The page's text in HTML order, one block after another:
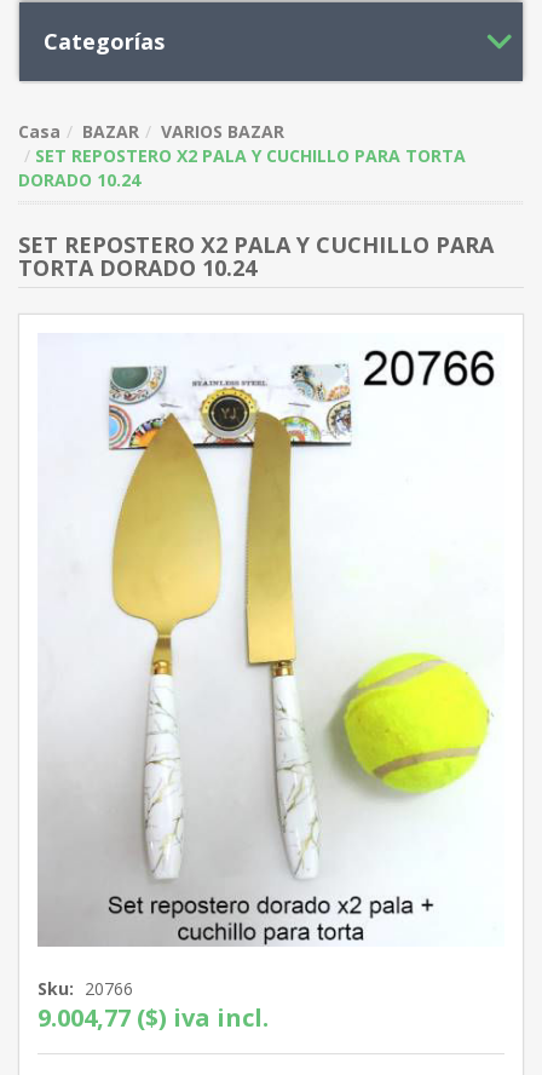
Categorías
Casa BAZAR
VARIOS BAZAR
SET REPOSTERO X2 PALA Y CUCHILLO PARA TORTA
DORADO 10.24
SET REPOSTERO X2 PALA Y CUCHILLO PARA
TORTA DORADO 10.24
Sku: 20766
9.004,77 ($) iva incl.